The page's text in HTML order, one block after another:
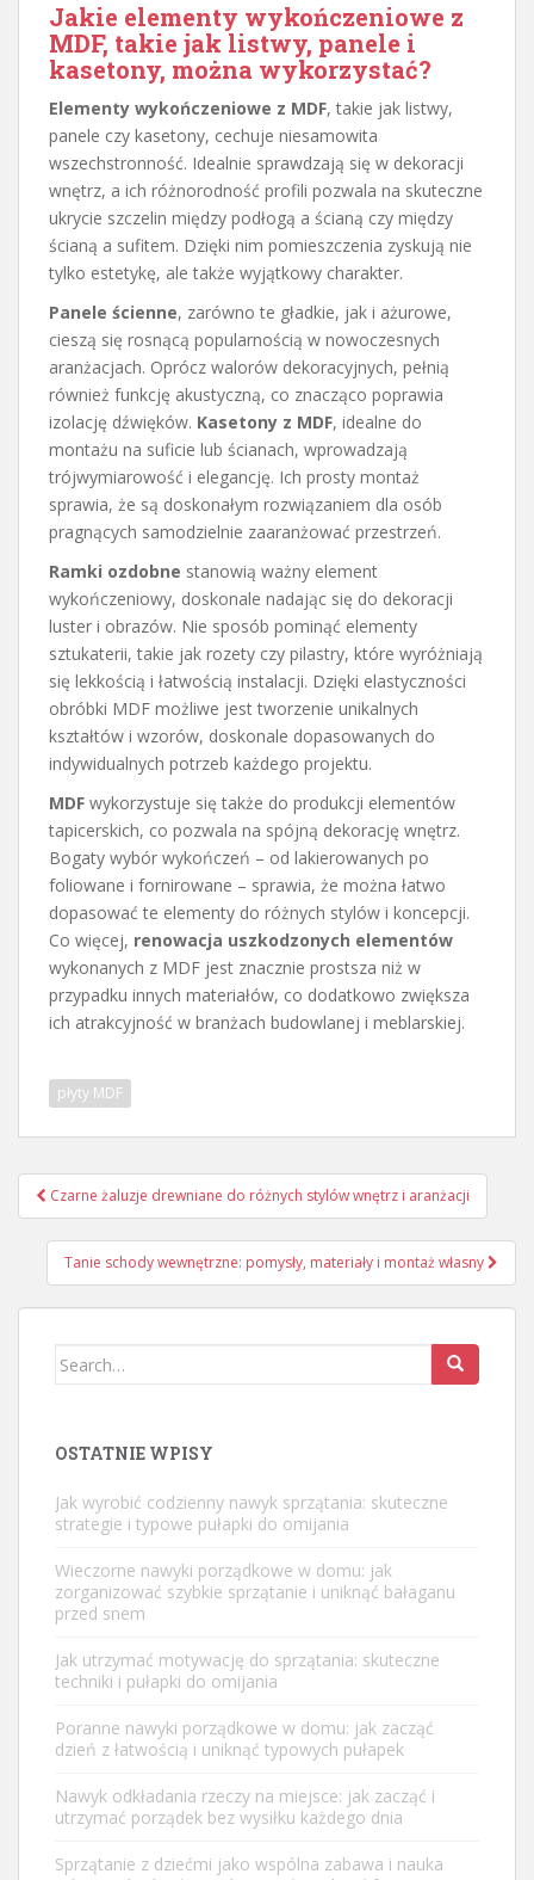
Jakie elementy wykończeniowe z
MDF, takie jak listwy, panele i
kasetony, można wykorzystać?
Elementy wykończeniowe z MDF, takie jak listwy,
panele czy kasetony, cechuje niesamowita
wszechstronność. Idealnie sprawdzają się w dekoracji
wnętrz, a ich różnorodność profili pozwala na skuteczne
ukrycie szczelin między podłogą a ścianą czy między
ścianą a sufitem. Dzięki nim pomieszczenia zyskują nie
tylko estetykę, ale także wyjątkowy charakter.
Panele ścienne, zarówno te gładkie, jak i ażurowe,
cieszą się rosnącą popularnością w nowoczesnych
aranżacjach. Oprócz walorów dekoracyjnych, pełnią
również funkcję akustyczną, co znacząco poprawia
izolację dźwięków. Kasetony z MDF, idealne do
montażu na suficie lub ścianach, wprowadzają
trójwymiarowość i elegancję. Ich prosty montaż
sprawia, że są doskonałym rozwiązaniem dla osób
pragnących samodzielnie zaaranżować przestrzeń.
Ramki ozdobne stanowią ważny element
wykończeniowy, doskonale nadając się do dekoracji
luster i obrazów. Nie sposób pominąć elementy
sztukaterii, takie jak rozety czy pilastry, które wyróżniają
się lekkością i łatwością instalacji. Dzięki elastyczności
obróbki MDF możliwe jest tworzenie unikalnych
kształtów i wzorów, doskonale dopasowanych do
indywidualnych potrzeb każdego projektu.
MDF wykorzystuje się także do produkcji elementów
tapicerskich, co pozwala na spójną dekorację wnętrz.
Bogaty wybór wykończeń – od lakierowanych po
foliowane i fornirowane – sprawia, że można łatwo
dopasować te elementy do różnych stylów i koncepcji.
Co więcej, renowacja uszkodzonych elementów
wykonanych z MDF jest znacznie prostsza niż w
przypadku innych materiałów, co dodatkowo zwiększa
ich atrakcyjność w branżach budowlanej i meblarskiej.
płyty MDF
Nawigacja
wpisu
Czarne żaluzje drewniane do różnych stylów wnętrz i aranżacji
Tanie schody wewnętrzne: pomysły, materiały i montaż własny
Search
OSTATNIE WPISY
Jak wyrobić codzienny nawyk sprzątania: skuteczne
strategie i typowe pułapki do omijania
Wieczorne nawyki porządkowe w domu: jak
zorganizować szybkie sprzątanie i uniknąć bałaganu
przed snem
Jak utrzymać motywację do sprzątania: skuteczne
techniki i pułapki do omijania
Poranne nawyki porządkowe w domu: jak zacząć
dzień z łatwością i uniknąć typowych pułapek
Nawyk odkładania rzeczy na miejsce: jak zacząć i
utrzymać porządek bez wysiłku każdego dnia
Sprzątanie z dziećmi jako wspólna zabawa i nauka